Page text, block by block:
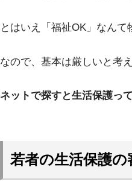
とはいえ「福祉OK」なん
なので、基本は厳しいと考
ネットで探すと生活保護っ
若者の生活保護